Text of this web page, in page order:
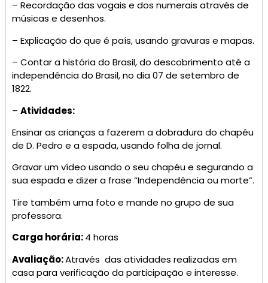
– Recordação das vogais e dos numerais através de
músicas e desenhos.
– Explicação do que é país, usando gravuras e mapas.
– Contar a história do Brasil, do descobrimento até a
independência do Brasil, no dia 07 de setembro de
1822.
– Atividades:
Ensinar as crianças a fazerem a dobradura do chapéu
de D. Pedro e a espada, usando folha de jornal.
Gravar um vídeo usando o seu chapéu e segurando a
sua espada e dizer a frase “Independência ou morte”.
Tire também uma foto e mande no grupo de sua
professora.
Carga horária:4 horas
Avaliação:Através das atividades realizadas em
casa para verificação da participação e interesse.